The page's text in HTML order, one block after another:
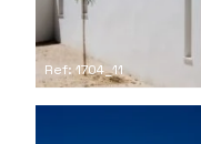
Ref: 1704_11